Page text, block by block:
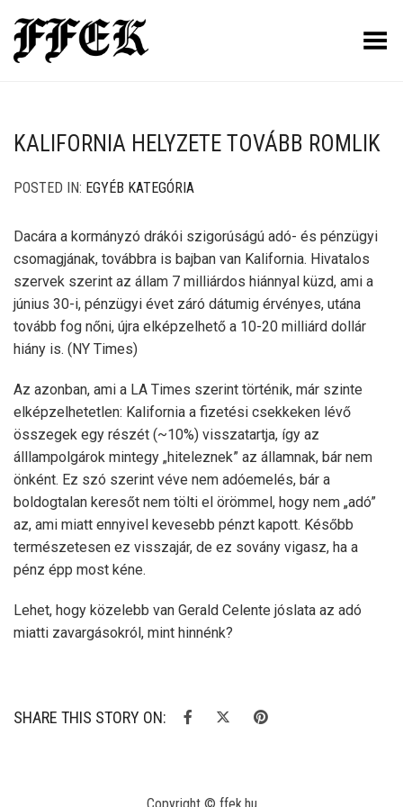
Toggle Menu
KALIFORNIA HELYZETE TOVÁBB ROMLIK
POSTED IN: EGYÉB KATEGÓRIA
Dacára a kormányzó drákói szigorúságú adó- és pénzügyi
csomagjának, továbbra is bajban van Kalifornia. Hivatalos
szervek szerint az állam 7 milliárdos hiánnyal küzd, ami a
június 30-i, pénzügyi évet záró dátumig érvényes, utána
tovább fog nőni, újra elképzelhető a 10-20 milliárd dollár
hiány is. (NY Times)
Az azonban, ami a LA Times szerint történik, már szinte
elképzelhetetlen: Kalifornia a fizetési csekkeken lévő
összegek egy részét (~10%) visszatartja, így az
álllampolgárok mintegy „hiteleznek” az államnak, bár nem
önként. Ez szó szerint véve nem adóemelés, bár a
boldogtalan keresőt nem tölti el örömmel, hogy nem „adó”
az, ami miatt ennyivel kevesebb pénzt kapott. Később
természetesen ez visszajár, de ez sovány vigasz, ha a
pénz épp most kéne.
Lehet, hogy közelebb van Gerald Celente jóslata az adó
miatti zavargásokról, mint hinnénk?
SHARE THIS STORY ON: